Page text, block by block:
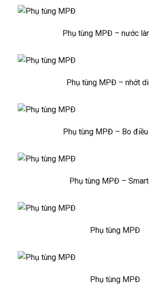
Phụ tùng MPĐ – nước
Phụ tùng MPĐ – nhớt
Phụ tùng MPĐ – Bo
Phụ tùng MPĐ –
Phụ tùng MPĐ
Phụ tùng MPĐ